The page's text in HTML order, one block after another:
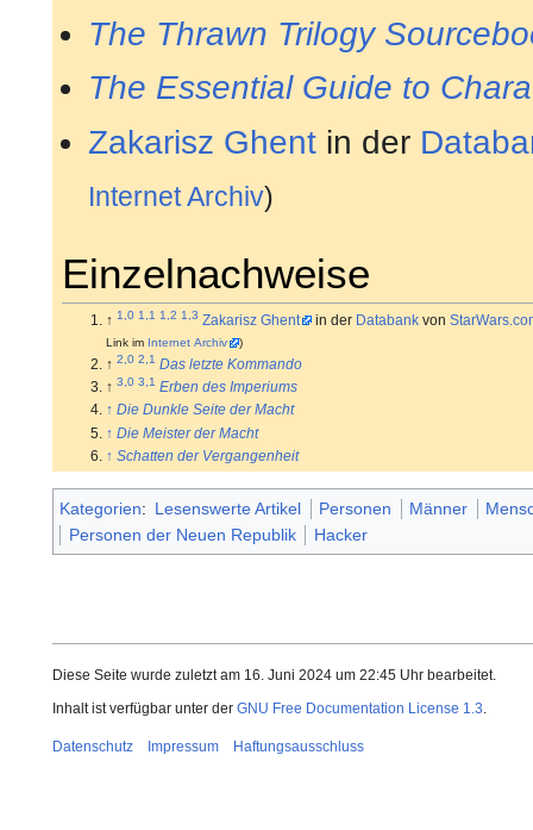
The Thrawn Trilogy
The Essential Guide to
Zakarisz Ghent in der
Internet Archiv)
Einzelnachweise
↑1,0 1,1 1,2 1,3 Zakarisz Ghent in der Databank von
Link im Internet Archiv )
↑2,0 2,1 Das letzte Kommando
↑3,0 3,1 Erben des Imperiums
↑ Die Dunkle Seite der Macht
↑ Die Meister der Macht
↑ Schatten der Vergangenheit
Kategorien: Lesenswerte Artikel Personen Männer
Personen der Neuen Republik
Hacker
Diese Seite wurde zuletzt am 16. Juni 2024 um 22:45 Uhr bearbeitet.
Inhalt ist verfügbar unter der GNU Free Documentation License 1.3
Datenschutz Impressum Haftungsausschluss